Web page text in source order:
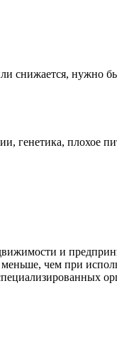
снижается, нужно
генетика, плохое
и
чем при